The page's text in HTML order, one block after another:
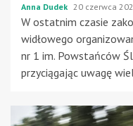
Anna Dudek 20 czerwca
W ostatnim czasie
widłowego
nr 1 im. Powstańców
przyciągając uwagę